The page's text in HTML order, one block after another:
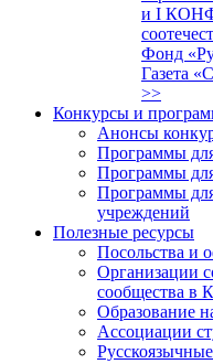
и I
Фонд
Газета
>>
Конкурсы и
Анонсы
Программы
Программы
Программы
учреждений
Полезные ресурсы
Посольства и
Организации
сообщества в
Образование
Ассоциации